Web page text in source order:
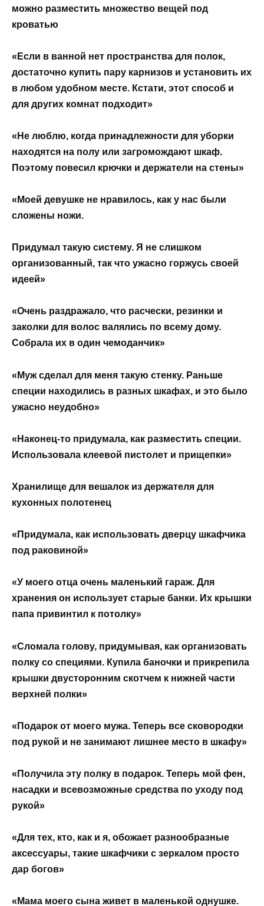
можно разместить множество вещей под
кроватью
«Если в ванной нет пространства для полок,
достаточно купить пару карнизов и установить их
в любом удобном месте. Кстати, этот способ и
для других комнат подходит»
«Не люблю, когда принадлежности для уборки
находятся на полу или загромождают шкаф.
Поэтому повесил крючки и держатели на стены»
«Моей девушке не нравилось, как у нас были
сложены ножи.
Придумал такую систему. Я не слишком
организованный, так что ужасно горжусь своей
идеей»
«Очень раздражало, что расчески, резинки и
заколки для волос валялись по всему дому.
Собрала их в один чемоданчик»
«Муж сделал для меня такую стенку. Раньше
специи находились в разных шкафах, и это было
ужасно неудобно»
«Наконец-то придумала, как разместить специи.
Использовала клеевой пистолет и прищепки»
Хранилище для вешалок из держателя для
кухонных полотенец
«Придумала, как использовать дверцу шкафчика
под раковиной»
«У моего отца очень маленький гараж. Для
хранения он использует старые банки. Их крышки
папа привинтил к потолку»
«Сломала голову, придумывая, как организовать
полку со специями. Купила баночки и прикрепила
крышки двусторонним скотчем к нижней части
верхней полки»
«Подарок от моего мужа. Теперь все сковородки
под рукой и не занимают лишнее место в шкафу»
«Получила эту полку в подарок. Теперь мой фен,
насадки и всевозможные средства по уходу под
рукой»
«Для тех, кто, как и я, обожает разнообразные
аксессуары, такие шкафчики с зеркалом просто
дар богов»
«Мама моего сына живет в маленькой однушке.